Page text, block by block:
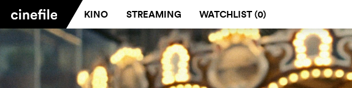
KINO STREAMING WATCHLIST (0)